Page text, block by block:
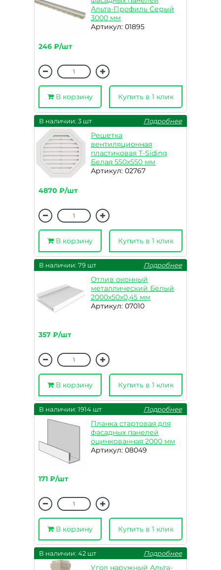
Альта-Профиль Серый
3000 мм
Артикул: 01895
246 ₽/шт
В корзину Купить в 1 клик
В наличии: 3 шт Подробнее
Решетка
вентиляционная
пластиковая T-Siding
Белая 550х550 мм
Артикул: 02767
4870 ₽/шт
В корзину Купить в 1 клик
В наличии: 79 шт Подробнее
Отлив оконный
металлический Белый
2000х50х0,45 мм
Артикул: 07010
357 ₽/шт
В корзину Купить в 1 клик
В наличии: 1914 шт Подробнее
Планка стартовая для
фасадных панелей
оцинкованная 2000 мм
Артикул: 08049
171 ₽/шт
В корзину Купить в 1 клик
В наличии: 42 шт Подробнее
Угол наружный Альта-